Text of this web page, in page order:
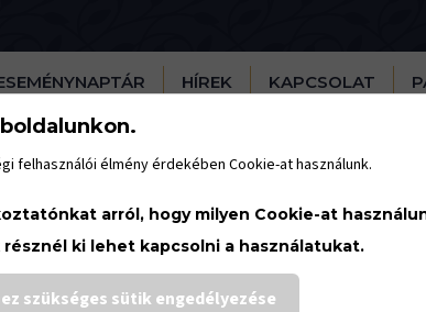
HÍREK KAPCSOLAT
felhasználói élmény érdekében Cookie-at használunk.
arról, hogy milyen Cookie-at
résznél ki lehet kapcsolni a használatukat.
szükséges sütik engedélyezése